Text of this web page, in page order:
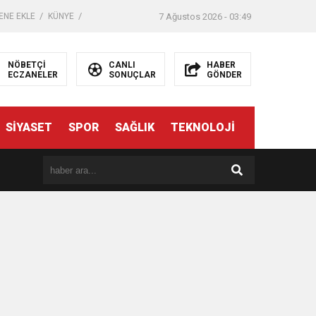
EKLE KÜNYE 7 Ağustos 2026 - 03:49
NÖBETÇİ
ECZANELER
CANLI
SONUÇLAR
HABER
GÖNDER
SİYASET SPOR SAĞLIK TEKNOLOJİ